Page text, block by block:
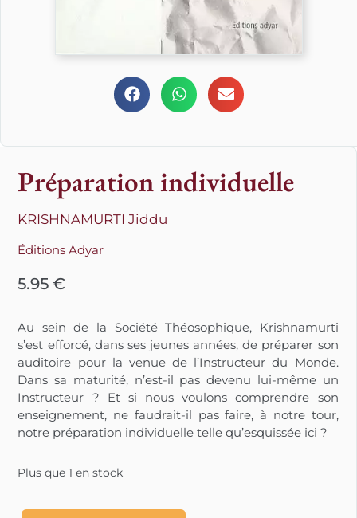
Préparation individuelle
KRISHNAMURTI Jiddu
Éditions Adyar
5.95€
Au sein de la Société Théosophique, Krishnamurti
s’est efforcé, dans ses jeunes années, de préparer son
auditoire pour la venue de l’Instructeur du Monde.
Dans sa maturité, n’est-il pas devenu lui-même un
Instructeur ? Et si nous voulons comprendre son
enseignement, ne faudrait-il pas faire, à notre tour,
notre préparation individuelle telle qu’esquissée ici ?
Plus que 1 en stock